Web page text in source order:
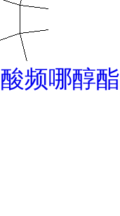
频哪醇酯